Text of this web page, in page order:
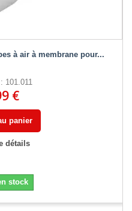
à air à membrane pour...
101.011
€
panier
détails
stock